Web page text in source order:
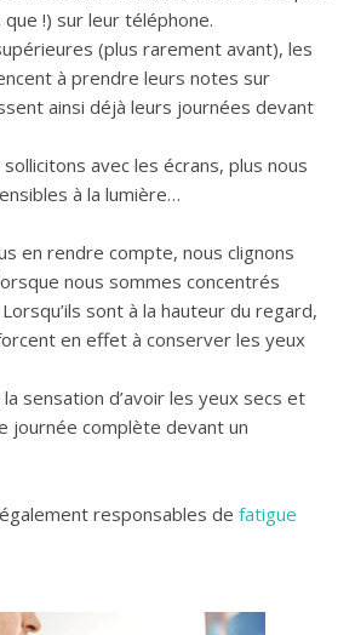
!) sur leur téléphone.
(plus rarement avant), les
à prendre leurs notes sur
ainsi déjà leurs journées devant
avec les écrans, plus nous
à la lumière…
en rendre compte, nous clignons
nous sommes concentrés
sont à la hauteur du regard,
en effet à conserver les yeux
la sensation d’avoir les yeux secs et
journée complète devant un
responsables de fatigue